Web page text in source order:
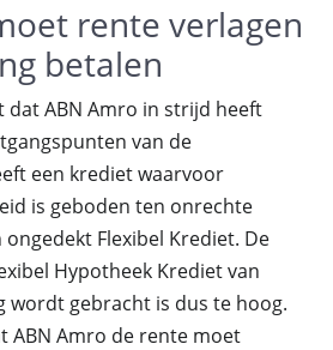
rente verlagen
betalen
dat ABN Amro in strijd heeft
van de
een krediet waarvoor
is geboden ten onrechte
Flexibel Krediet. De
Hypotheek Krediet van
wordt gebracht is dus te hoog.
ABN Amro de rente moet